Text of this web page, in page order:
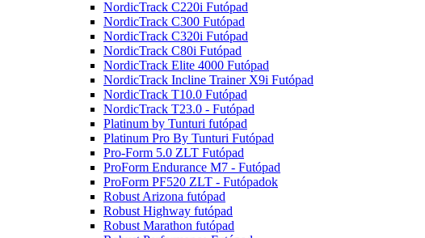
NordicTrack C220i Futópad
NordicTrack C300 Futópad
NordicTrack C320i Futópad
NordicTrack C80i Futópad
NordicTrack Elite 4000 Futópad
NordicTrack Incline Trainer X9i Futópad
NordicTrack T10.0 Futópad
NordicTrack T23.0 - Futópad
Platinum by Tunturi futópad
Platinum Pro By Tunturi Futópad
Pro-Form 5.0 ZLT Futópad
ProForm Endurance M7 - Futópad
ProForm PF520 ZLT - Futópadok
Robust Arizona futópad
Robust Highway futópad
Robust Marathon futópad